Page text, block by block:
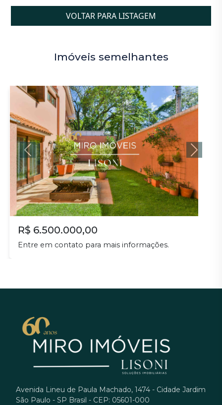
VOLTAR PARA LISTAGEM
Imóveis semelhantes
R$ 6.500.000,00
Entre em contato para mais informações.
Previous Next
Avenida Lineu de Paula Machado, 1474 - Cidade Jardim
São Paulo - SP Brasil - CEP: 05601-000